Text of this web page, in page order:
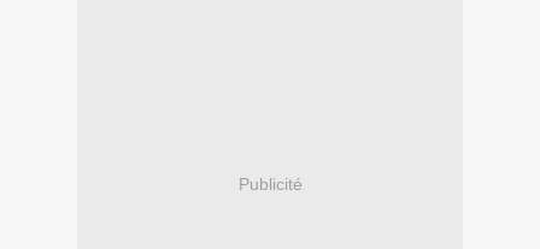
Publicité